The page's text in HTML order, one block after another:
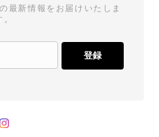
最新情報をお届けいたしま
。
登録